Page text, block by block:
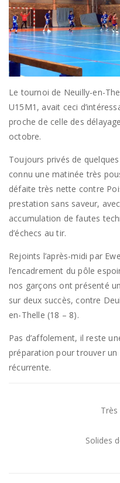
Le tournoi de Neuilly-en-
U15M1, avait ceci
proche de celle des
octobre.
Toujours privés de
connu une matinée très
défaite très nette contre
prestation sans saveur,
accumulation de fautes
d’échecs au tir.
Rejoints l’après-midi par
l’encadrement du pôle
nos garçons ont présenté
sur deux succès, contre
en-Thelle (18 – 8).
Pas d’affolement, il reste
préparation pour trouver
récurrente.
Solides